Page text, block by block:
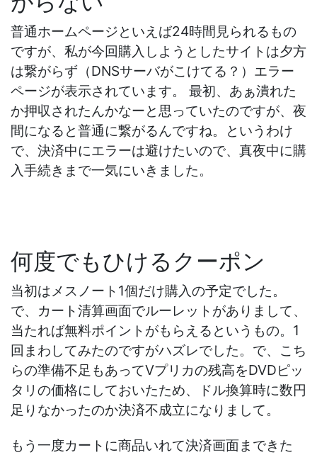
普通ホームページといえば24時間見られるもの
ですが、私が今回購入しようとしたサイトは夕方
は繋がらず（DNSサーバがこけてる？）エラー
ページが表示されています。 最初、あぁ潰れた
か押収されたんかなーと思っていたのですが、夜
間になると普通に繋がるんですね。というわけ
で、決済中にエラーは避けたいので、真夜中に購
入手続きまで一気にいきました。
何度でもひけるクーポン
当初はメスノート1個だけ購入の予定でした。
で、カート清算画面でルーレットがありまして、
当たれば無料ポイントがもらえるというもの。1
回まわしてみたのですがハズレでした。で、こち
らの準備不足もあってVプリカの残高をDVDピッ
タリの価格にしておいたため、ドル換算時に数円
足りなかったのか決済不成立になりまして。
もう一度カートに商品いれて決済画面まできた